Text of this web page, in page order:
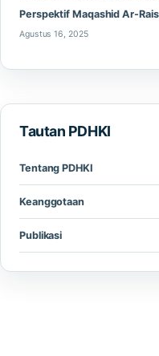
Perspektif Maqashid Ar-
Agustus 16, 2025
Tautan PDHKI
Tentang PDHKI
Keanggotaan
Publikasi